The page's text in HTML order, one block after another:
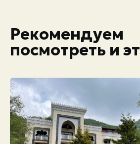
Рекомендуем
посмотреть и